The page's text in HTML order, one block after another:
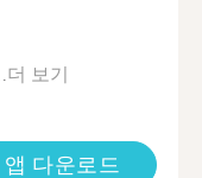
더 보기
앱 다운로드